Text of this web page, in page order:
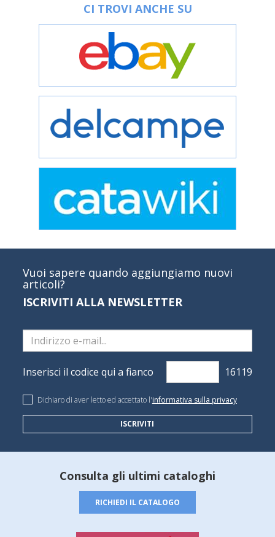
CI TROVI ANCHE SU
Vuoi sapere quando aggiungiamo nuovi
articoli?
ISCRIVITI ALLA NEWSLETTER
Inserisci il codice qui a fianco
Dichiaro di aver letto ed accettato l'informativa sulla privacy
ISCRIVITI
Consulta gli ultimi cataloghi
RICHIEDI IL CATALOGO